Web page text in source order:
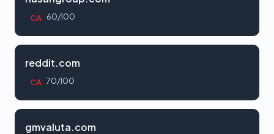
CA 60/100
reddit.com
CA 70/100
gmvaluta.com